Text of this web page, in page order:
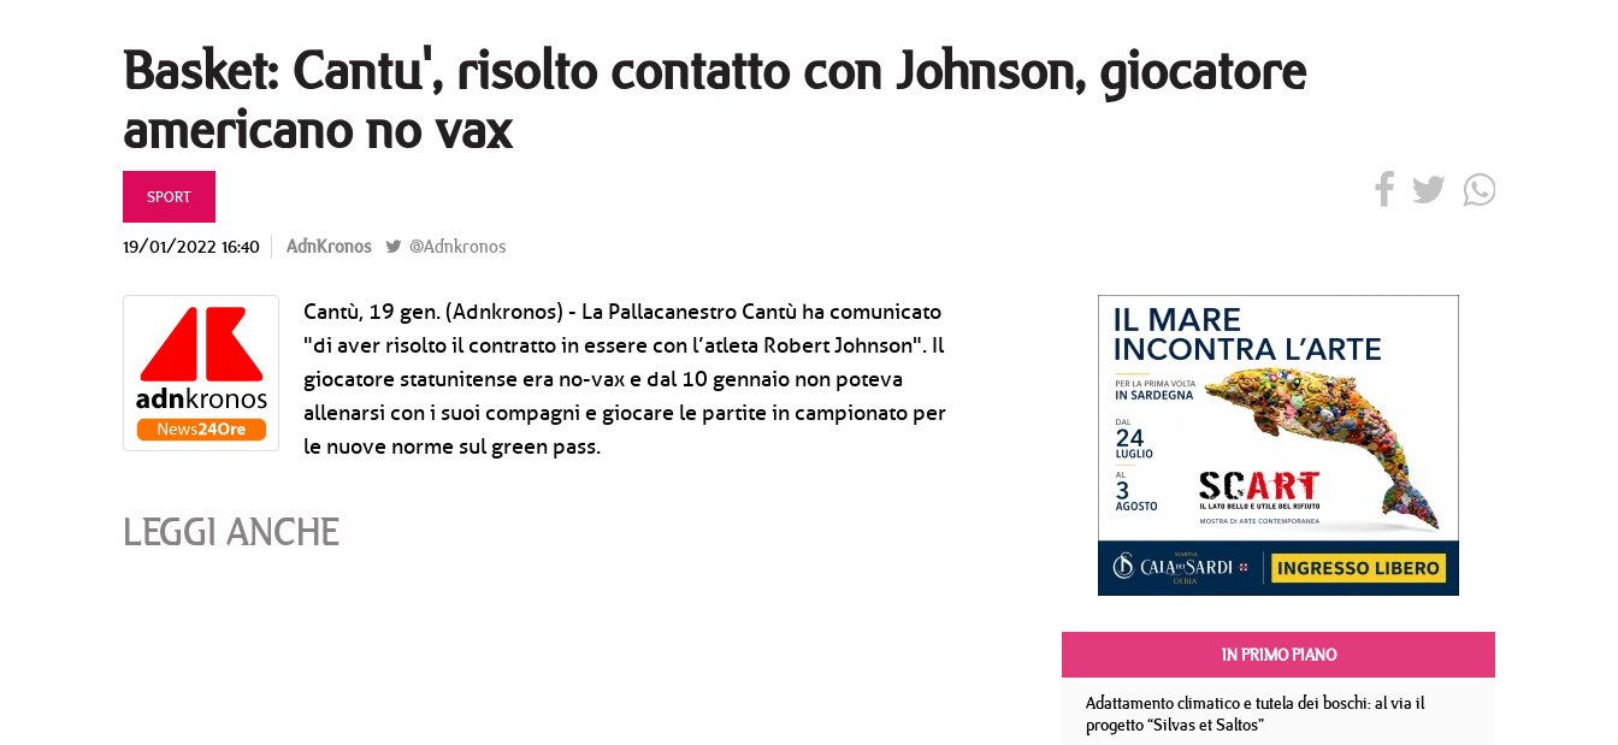
Basket: Cantu', risolto contatto con Johnson, giocatore
americano no vax
SPORT
19/01/2022 16:40 AdnKronos @Adnkronos
Cantù, 19 gen. (Adnkronos) - La Pallacanestro Cantù ha comunicato
"di aver risolto il contratto in essere con l’atleta Robert Johnson". Il
giocatore statunitense era no-vax e dal 10 gennaio non poteva
allenarsi con i suoi compagni e giocare le partite in campionato per
le nuove norme sul green pass.
LEGGI ANCHE
IN PRIMO PIANO
Adattamento climatico e tutela dei boschi: al via il
progetto “Silvas et Saltos”